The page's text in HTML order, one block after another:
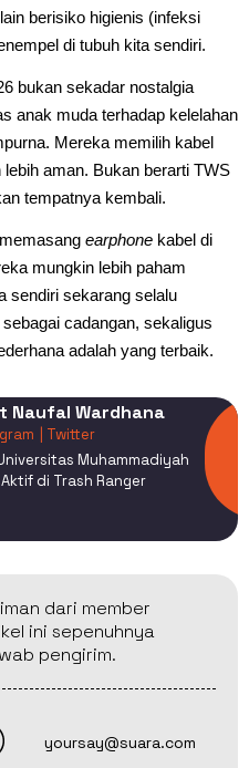
berisiko higienis (infeksi
di tubuh kita sendiri.
bukan sekadar nostalgia
anak muda terhadap kelelahan
Mereka memilih kabel
aman. Bukan berarti TWS
tempatnya kembali.
earphone kabel di
mungkin lebih paham
sendiri sekarang selalu
cadangan, sekaligus
adalah yang terbaik.
Naufal Wardhana
| Twitter
Muhammadiyah
di Trash Ranger
dari member
ini sepenuhnya
pengirim.
yoursay@suara.com